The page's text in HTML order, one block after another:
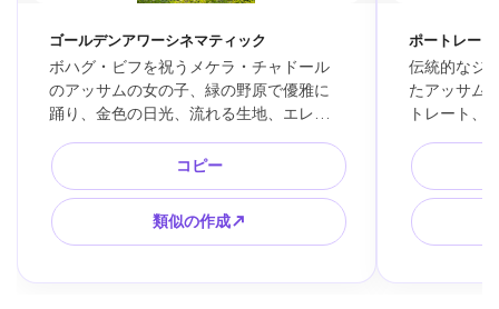
ゴールデンアワーシネマティック
ボハグ・ビフを祝うメケラ・チャドール
のアッサムの女の子、緑の野原で優雅に
踊り、金色の日光、流れる生地、エレガ
コピー
類似の作成↗
ポートレー
伝統的なジ
たアッサム
トレート、